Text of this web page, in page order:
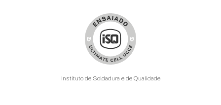
Instituto de Soldadura e de Qualidade